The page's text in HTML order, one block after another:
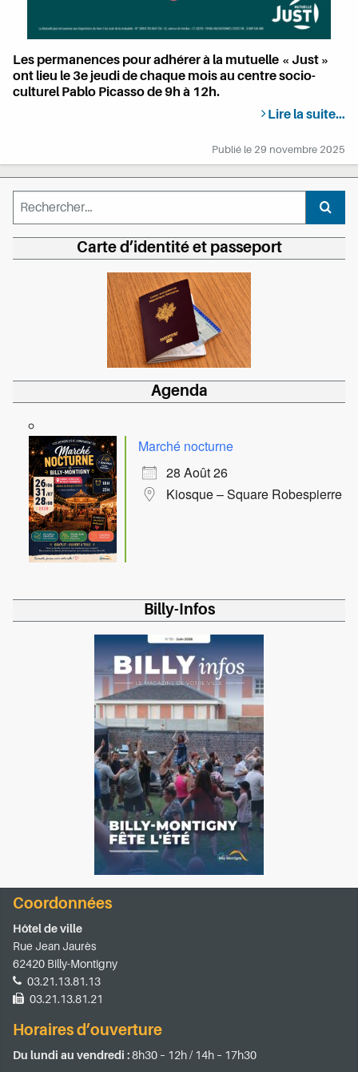
Les permanences pour adhérer à la mutuelle « Just »
ont lieu le 3e jeudi de chaque mois au centre socio-
culturel Pablo Picasso de 9h à 12h.
Lire la suite…
Publié le 29 novembre 2025
Rechercher :
Carte d’identité et passeport
Agenda
Marché nocturne
28 Août 26
Kiosque – Square Robespierre
Billy-Infos
Coordonnées
Hôtel de ville
Rue Jean Jaurès
62420 Billy-Montigny
03.21.13.81.13
03.21.13.81.21
Horaires d’ouverture
Du lundi au vendredi :8h30 – 12h / 14h – 17h30